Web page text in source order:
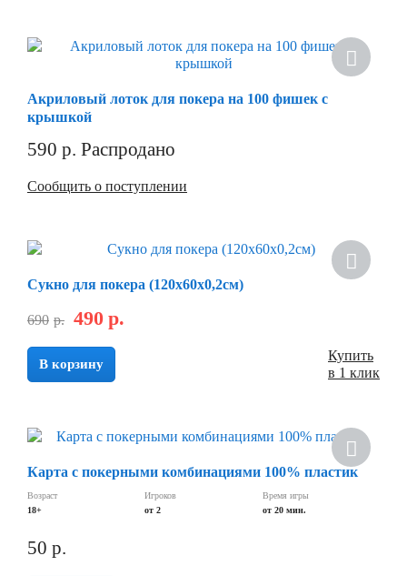
Акриловый лоток для покера на 100 фишек с
крышкой
590 р. Распродано
Сообщить о поступлении
Сукно для покера (120х60х0,2см)
690 р. 490 р.
В корзину
Купить
в 1 клик
Карта с покерными комбинациями 100% пластик
Возраст
18+
Игроков
от 2
Время игры
от 20 мин.
50 р.